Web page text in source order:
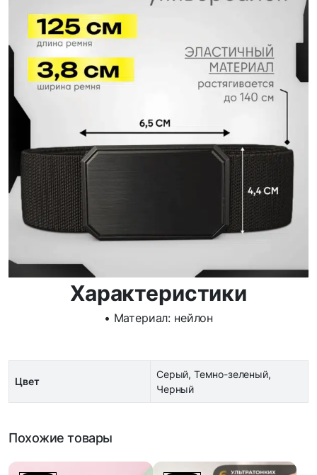
Характеристики
• Материал: нейлон
Цвет
Серый, Темно-зеленый,
Черный
Похожие товары